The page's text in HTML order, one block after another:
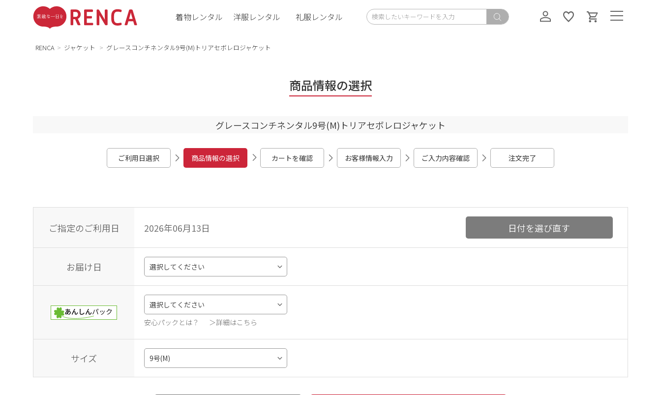
着物レンタル 洋服レンタル 礼服レンタル
RENCA ジャケット グレースコンチネンタル9号(M)トリアセボレロジャケット
商品情報の選択
グレースコンチネンタル9号(M)トリアセボレロジャケット
ご利用日選択 商品情報の選択 カートを確認 お客様情報入力 ご入力内容確認 注文完了
ご指定のご利用日 2026年06月13日 日付を選び直す
お届け日
安心パックとは？ ＞詳細はこちら
サイズ